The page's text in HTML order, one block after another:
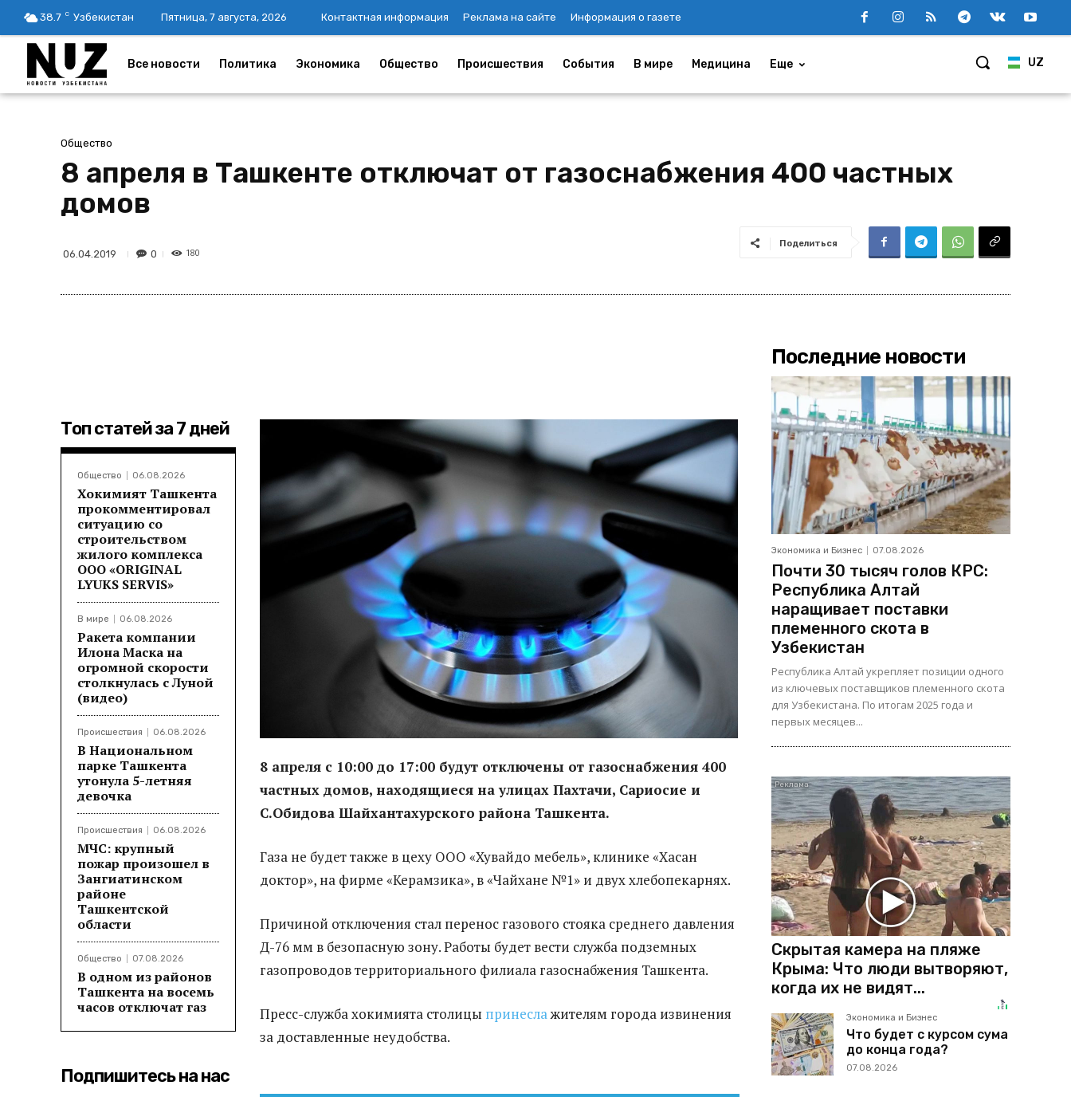
38.7 C Узбекистан Пятница, 7 августа, 2026 Контактная информация Реклама на сайте Информация о газете
UZ
Все новости Политика Экономика Общество Происшествия События В мире Медицина Еще
Общество
8 апреля в Ташкенте отключат от газоснабжения 400 частных
домов
06.04.2019 0 180
Поделиться
Топ статей за 7 дней
Общество 06.08.2026
Хокимият Ташкента
прокомментировал
ситуацию со
строительством
жилого комплекса
ООО «ORIGINAL
LYUKS SERVIS»
В мире 06.08.2026
Ракета компании
Илона Маска на
огромной скорости
столкнулась с Луной
(видео)
Происшествия 06.08.2026
В Национальном
парке Ташкента
утонула 5-летняя
девочка
Происшествия 06.08.2026
МЧС: крупный
пожар произошел в
Зангиатинском
районе
Ташкентской
области
Общество 07.08.2026
В одном из районов
Ташкента на восемь
часов отключат газ
Подпишитесь на нас
8 апреля с 10:00 до 17:00 будут отключены от газоснабжения 400
частных домов, находящиеся на улицах Пахтачи, Сариосие и
С.Обидова Шайхантахурского района Ташкента.
Газа не будет также в цеху ООО «Хувайдо мебель», клинике «Хасан
доктор», на фирме «Керамзика», в «Чайхане №1» и двух хлебопекарнях.
Причиной отключения стал перенос газового стояка среднего давления
Д-76 мм в безопасную зону. Работы будет вести служба подземных
газопроводов территориального филиала газоснабжения Ташкента.
Пресс-служба хокимията столицы принесла жителям города извинения
за доставленные неудобства.
Последние новости
Экономика и Бизнес 07.08.2026
Почти 30 тысяч голов КРС:
Республика Алтай
наращивает поставки
племенного скота в
Узбекистан
Республика Алтай укрепляет позиции одного
из ключевых поставщиков племенного скота
для Узбекистана. По итогам 2025 года и
первых месяцев...
Скрытая камера на пляже
Крыма: Что люди вытворяют,
когда их не видят...
Экономика и Бизнес
Что будет с курсом сума
до конца года?
07.08.2026